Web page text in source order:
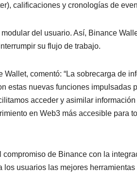
calificaciones y cronologías de
del usuario. Así, Binance
su flujo de trabajo.
comentó: “La sobrecarga de
estas nuevas funciones impulsadas
acceder y asimilar
en Web3 más accesible para
compromiso de Binance con la
los usuarios las mejores